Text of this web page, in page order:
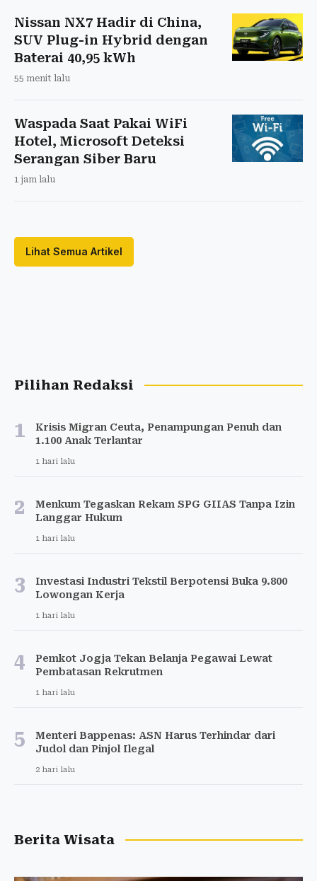
Nissan NX7 Hadir di China,
SUV Plug-in Hybrid dengan
Baterai 40,95 kWh
55 menit lalu
Waspada Saat Pakai WiFi
Hotel, Microsoft Deteksi
Serangan Siber Baru
1 jam lalu
Lihat Semua Artikel
Pilihan Redaksi
1
Krisis Migran Ceuta, Penampungan Penuh dan
1.100 Anak Terlantar
1 hari lalu
2
Menkum Tegaskan Rekam SPG GIIAS Tanpa Izin
Langgar Hukum
1 hari lalu
3
Investasi Industri Tekstil Berpotensi Buka 9.800
Lowongan Kerja
1 hari lalu
4
Pemkot Jogja Tekan Belanja Pegawai Lewat
Pembatasan Rekrutmen
1 hari lalu
5
Menteri Bappenas: ASN Harus Terhindar dari
Judol dan Pinjol Ilegal
2 hari lalu
Berita Wisata